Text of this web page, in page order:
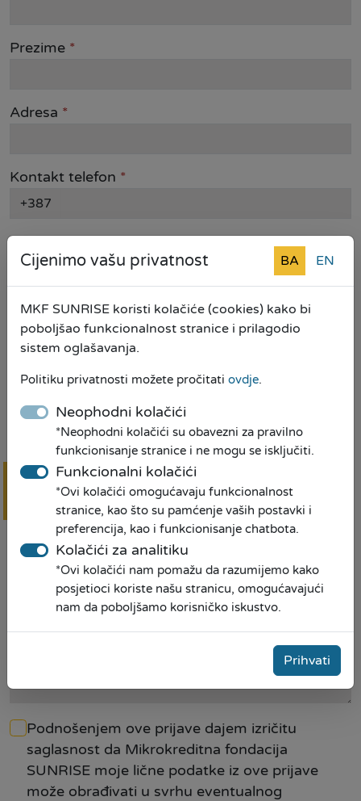
Prezime *
Adresa *
Kontakt telefon *
+387
Email
Opština *
Iznos kredita
Rok otplate
Da li ste prethodno bili klijent MKF SUNRISE
Podnošenjem ove prijave dajem izričitu
saglasnost da Mikrokreditna fondacija
SUNRISE moje lične podatke iz ove prijave
može obrađivati u svrhu eventualnog
Cijenimo vašu privatnost BA EN
MKF SUNRISE koristi kolačiće (cookies) kako bi
poboljšao funkcionalnost stranice i prilagodio
sistem oglašavanja.
Politiku privatnosti možete pročitati ovdje.
Neophodni kolačići
*Neophodni kolačići su obavezni za pravilno
funkcionisanje stranice i ne mogu se isključiti.
Funkcionalni kolačići
*Ovi kolačići omogućavaju funkcionalnost
stranice, kao što su pamćenje vaših postavki i
preferencija, kao i funkcionisanje chatbota.
Kolačići za analitiku
*Ovi kolačići nam pomažu da razumijemo kako
posjetioci koriste našu stranicu, omogućavajući
nam da poboljšamo korisničko iskustvo.
Prihvati